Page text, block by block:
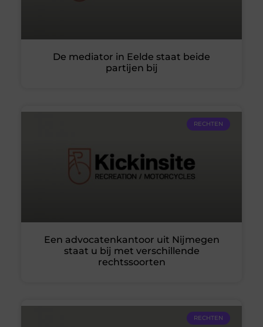
De mediator in Eelde staat beide
partijen bij
RECHTEN
Een advocatenkantoor uit Nijmegen
staat u bij met verschillende
rechtssoorten
RECHTEN